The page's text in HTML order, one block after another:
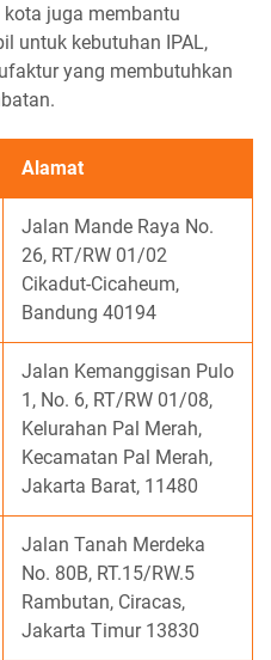
kota juga membantu
untuk kebutuhan IPAL,
yang membutuhkan
Alamat
Jalan Mande Raya No.
26, RT/RW 01/02
Cikadut-Cicaheum,
Bandung 40194
Jalan Kemanggisan Pulo
1, No. 6, RT/RW 01/08,
Kelurahan Pal Merah,
Kecamatan Pal Merah,
Jakarta Barat, 11480
Jalan Tanah Merdeka
No. 80B, RT.15/RW.5
Rambutan, Ciracas,
Jakarta Timur 13830